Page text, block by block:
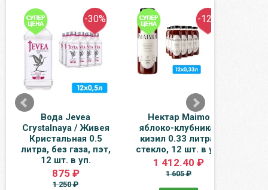
-30%
Вода Jevea
Crystalnaya / Живея
Кристальная 0.5
литра, без газа, пэт,
12 шт. в уп.
875 ₽
1 250 ₽
-12%
Нектар Maimo
яблоко-клубника-
кизил 0.33 литра,
стекло, 12 шт. в уп.
1 412.40 ₽
1 605 ₽